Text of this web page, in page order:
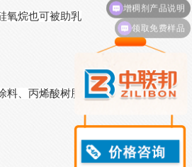
氧烷也可被助乳
、丙烯酸树脂
领取免费样品